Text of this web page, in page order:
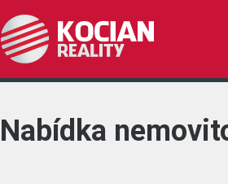
Nabídka